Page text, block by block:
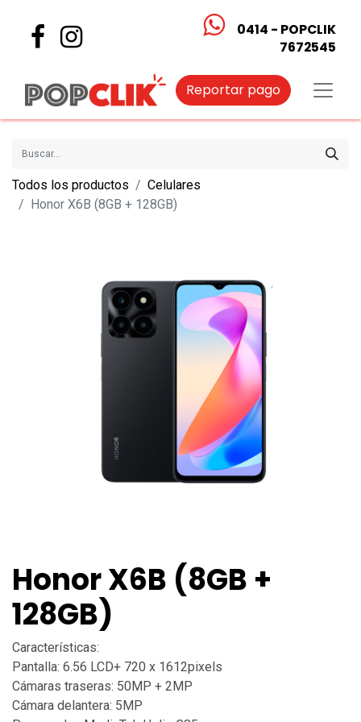
0414 - POPCLIK
7672545
Reportar pago
Todos los productos
Celulares
Honor X6B (8GB + 128GB)
Honor X6B (8GB +
128GB)
Características:
Pantalla: 6.56 LCD+ 720 x 1612pixels
Cámaras traseras: 50MP + 2MP
Cámara delantera: 5MP